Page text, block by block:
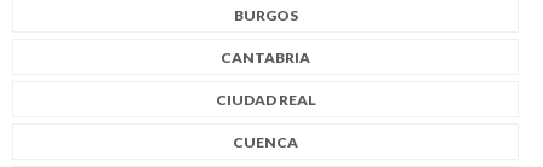
BURGOS
CANTABRIA
CIUDAD REAL
CUENCA